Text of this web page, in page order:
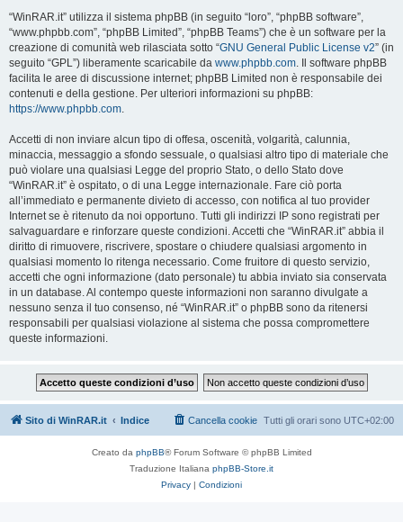
“WinRAR.it” utilizza il sistema phpBB (in seguito “loro”, “phpBB software”,
“www.phpbb.com”, “phpBB Limited”, “phpBB Teams”) che è un software per la
creazione di comunità web rilasciata sotto “GNU General Public License v2” (in
seguito “GPL”) liberamente scaricabile da www.phpbb.com. Il software phpBB
facilita le aree di discussione internet; phpBB Limited non è responsabile dei
contenuti e della gestione. Per ulteriori informazioni su phpBB:
https://www.phpbb.com.
Accetti di non inviare alcun tipo di offesa, oscenità, volgarità, calunnia,
minaccia, messaggio a sfondo sessuale, o qualsiasi altro tipo di materiale che
può violare una qualsiasi Legge del proprio Stato, o dello Stato dove
“WinRAR.it” è ospitato, o di una Legge internazionale. Fare ciò porta
all’immediato e permanente divieto di accesso, con notifica al tuo provider
Internet se è ritenuto da noi opportuno. Tutti gli indirizzi IP sono registrati per
salvaguardare e rinforzare queste condizioni. Accetti che “WinRAR.it” abbia il
diritto di rimuovere, riscrivere, spostare o chiudere qualsiasi argomento in
qualsiasi momento lo ritenga necessario. Come fruitore di questo servizio,
accetti che ogni informazione (dato personale) tu abbia inviato sia conservata
in un database. Al contempo queste informazioni non saranno divulgate a
nessuno senza il tuo consenso, né “WinRAR.it” o phpBB sono da ritenersi
responsabili per qualsiasi violazione al sistema che possa compromettere
queste informazioni.
Sito di WinRAR.it Indice Tutti gli orari sono UTC+02:00
Cancella cookie
Creato da phpBB® Forum Software © phpBB Limited
Traduzione Italiana phpBB-Store.it
Privacy | Condizioni